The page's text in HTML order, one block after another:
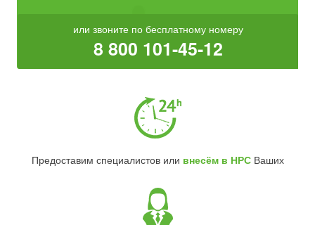
или звоните по бесплатному номеру
8 800 101-45-12
Предоставим специалистов или внесём в НРСВаших